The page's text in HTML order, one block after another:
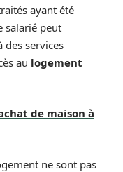
ayant été
salarié peut
des services
au logement
de maison à
ne sont pas